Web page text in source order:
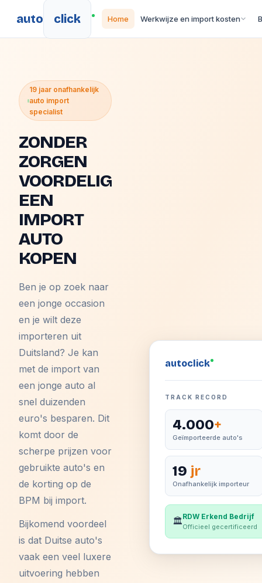
auto click Home Werkwijze en import kosten
19 jaar onafhankelijk
auto import
specialist
ZONDER
ZORGEN
VOORDELIG
EEN
IMPORT
AUTO
KOPEN
Ben je op zoek naar
een jonge occasion
en je wilt deze
importeren uit
Duitsland? Je kan
met de import van
een jonge auto al
snel duizenden
euro's besparen. Dit
komt door de
scherpe prijzen voor
gebruikte auto's en
de korting op de
BPM bij import.
Bijkomend voordeel
is dat Duitse auto's
vaak een veel luxere
uitvoering hebben
autoclick
TRACK RECORD
4.000+
Geïmporteerde auto's
19 jr
Onafhankelijk importeur
🏛️RDW Erkend Bedrijf
Officieel gecertificeerd